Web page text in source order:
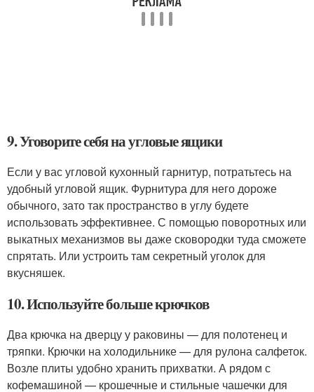
9. Уговорите себя на угловые ящики
Если у вас угловой кухонный гарнитур, потратьтесь на
удобный угловой ящик. Фурнитура для него дороже
обычного, зато так пространство в углу будете
использовать эффективнее. С помощью поворотных или
выкатных механизмов вы даже сковородки туда сможете
спрятать. Или устроить там секретный уголок для
вкусняшек.
10. Используйте больше крючков
Два крючка на дверцу у раковины — для полотенец и
тряпки. Крючки на холодильнике — для рулона салфеток.
Возле плиты удобно хранить прихватки. А рядом с
кофемашиной — крошечные и стильные чашечки для